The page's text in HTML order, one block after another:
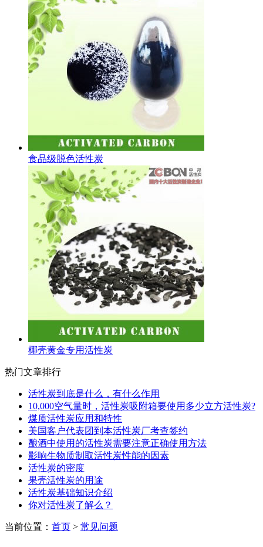
食品级脱色活性炭
椰壳黄金专用活性炭
热门文章排行
活性炭到底是什么，有什么作用
10,000空气量时，活性炭吸附箱要使用多少立方活性炭?
煤质活性炭应用和特性
美国客户代表团到本活性炭厂考查签约
酿酒中使用的活性炭需要注意正确使用方法
影响生物质制取活性炭性能的因素
活性炭的密度
果壳活性炭的用途
活性炭基础知识介绍
你对活性炭了解么？
当前位置： 首页 > 常见问题